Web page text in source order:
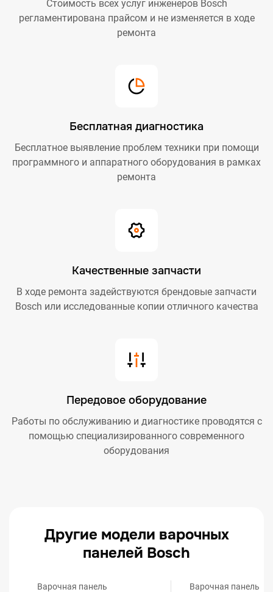
Стоимость всех услуг инженеров Bosch
регламентирована прайсом и не изменяется в ходе
ремонта
Бесплатная диагностика
Бесплатное выявление проблем техники при помощи
программного и аппаратного оборудования в рамках
ремонта
Качественные запчасти
В ходе ремонта задействуются брендовые запчасти
Bosch или исследованные копии отличного качества
Передовое оборудование
Работы по обслуживанию и диагностике проводятся с
помощью специализированного современного
оборудования
Другие модели варочных
панелей Bosch
Варочная панель
Варочная панель